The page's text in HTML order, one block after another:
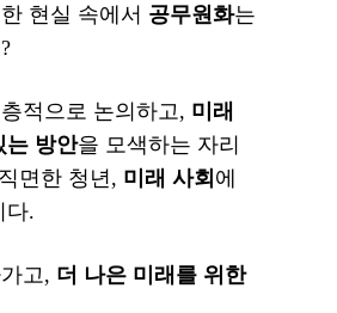
현실 속에서 공무원화는
적으로 논의하고, 미래
는 방안을 모색하는 자리
면한 청년, 미래 사회 에
다.
고, 더 나은 미래를 위한